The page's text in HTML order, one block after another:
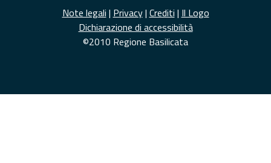
Note legali | Privacy| Crediti | Il Logo
Dichiarazione di accessibilità
©2010 Regione Basilicata